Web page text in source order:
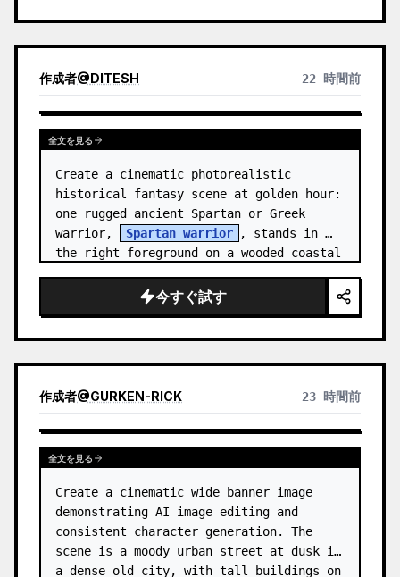
    "background": "{argument
name=\"background style\" default…
作成者@DITESH 22 時間前
全文を見る
Create a cinematic photorealistic
historical fantasy scene at golden hour:
one rugged ancient Spartan or Greek
warrior,
Spartan warrior
, stands in
the right foreground on a wooded coastal
今すぐ試す
作成者@GURKEN-RICK 23 時間前
全文を見る
Create a cinematic wide banner image
demonstrating AI image editing and
consistent character generation. The
scene is a moody urban street at dusk in
a dense old city, with tall buildings on